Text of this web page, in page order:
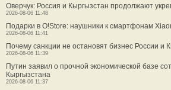
Оверчук: Россия и Кыргызстан продолжают
2026-08-06 11:48
Подарки в O!Store: наушники к смартфонам
2026-08-06 11:41
Почему санкции не остановят бизнес России и
2026-08-06 11:39
Путин заявил о прочной экономической базе
Кыргызстана
2026-08-06 11:37